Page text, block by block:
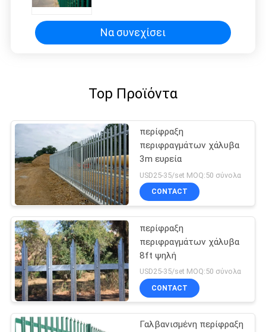
Να συνεχίσει
Top Προϊόντα
περίφραξη
περιφραγμάτων χάλυβα
3m ευρεία
USD25-35/set MOQ:50 σύνολα
CONTACT
περίφραξη
περιφραγμάτων χάλυβα
8ft ψηλή
USD25-35/set MOQ:50 σύνολα
CONTACT
Γαλβανισμένη περίφραξη